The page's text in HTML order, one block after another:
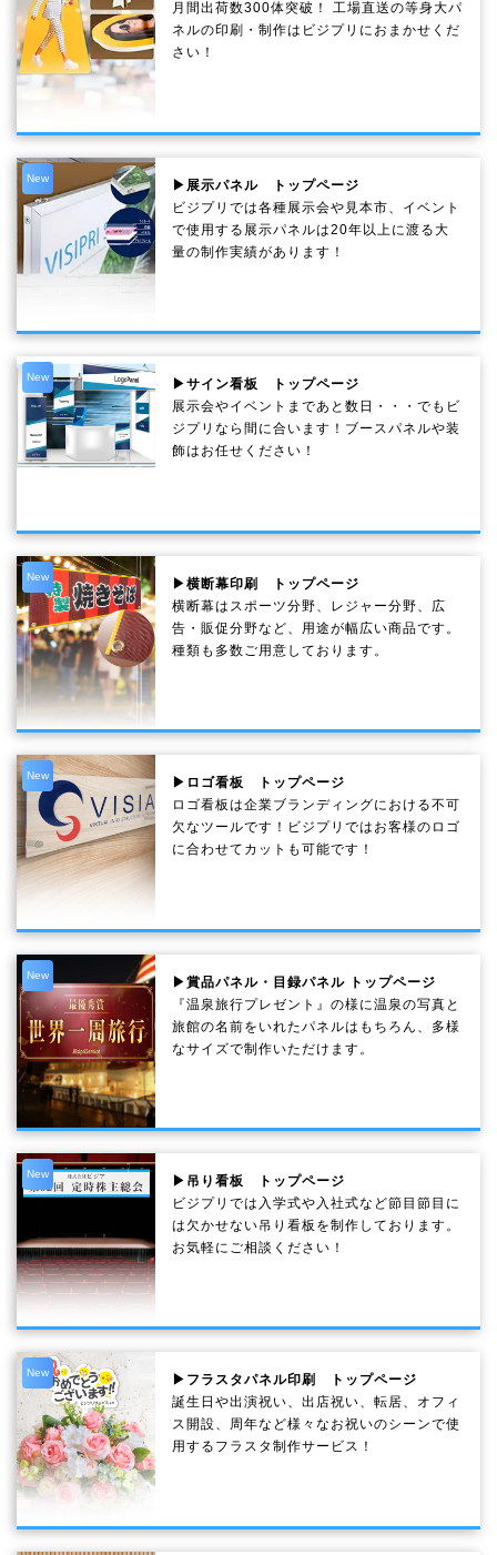
月間出荷数300体突破！ 工場直送の等身大パ
ネルの印刷・制作は ビジプリ におまかせくだ
さい！
New
▶展示パネル トップページ
ビジプリでは各種展示会や見本市、イベント
で使用する展示パネルは20年以上に渡る大
量の制作実績があります！
New
▶サイン看板 トップページ
展示会やイベントまであと数日・・・でもビ
ジプリなら間に合います！ブースパネルや装
飾はお任せください！
New
▶横断幕印刷 トップページ
横断幕はスポーツ分野、レジャー分野、広
告・販促分野など、用途が幅広い商品です。
種類も多数ご用意しております。
New
▶ロゴ看板 トップページ
ロゴ看板は企業ブランディングにおける不可
欠なツールです！ビジプリではお客様のロゴ
に合わせてカットも可能です！
New
▶賞品パネル・目録パネル トップページ
『温泉旅行プレゼント』の様に温泉の写真と
旅館の名前をいれたパネルはもちろん、多様
なサイズで制作いただけます。
New
▶吊り看板 トップページ
ビジプリでは入学式や入社式など節目節目に
は欠かせない吊り看板を制作しております。
お気軽にご相談ください！
New
▶フラスタパネル印刷 トップページ
誕生日や出演祝い、出店祝い、転居、オフィ
ス開設、周年など様々なお祝いのシーンで使
用するフラスタ制作サービス！